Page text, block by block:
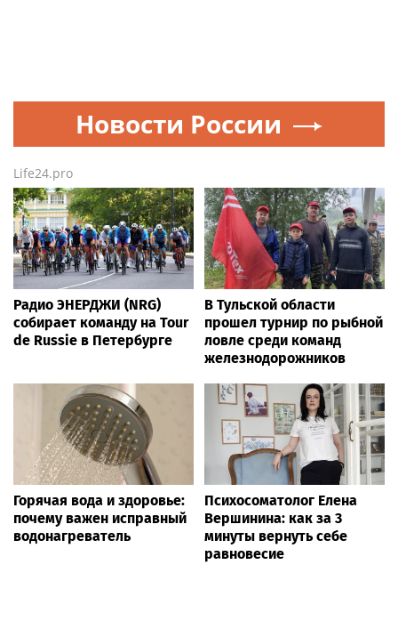
Перерасчет пенсии после
увольнения работающего
пенсионера
С наличными в наличии.
«Выберу.ру» составил
рейтинг кредитных карт
2026 года
Все города России от А до Я
Moscow.media
Шоу-биз— сегодня и сейчас (ежесекундное
обновление новостей) от более чем 20 000
независимых тематических источников
информации онлайн! Мы собралиВСЁ, что
интересно по этому поводу —СЕГОДНЯ, а ещё
больше новостей —здесь